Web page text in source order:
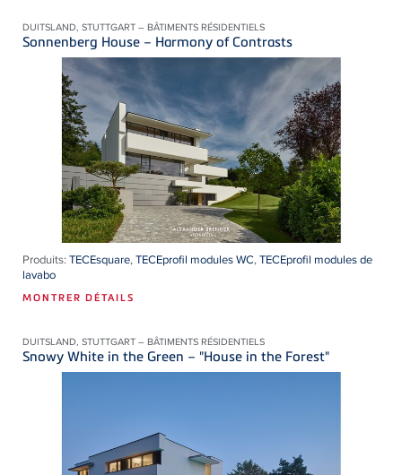
DUITSLAND, STUTTGART – BÂTIMENTS RÉSIDENTIELS
Sonnenberg House – Harmony of Contrasts
Produits: TECEsquare,TECEprofil modules WC,TECEprofil modules de
lavabo
MONTRER DÉTAILS
DUITSLAND, STUTTGART – BÂTIMENTS RÉSIDENTIELS
Snowy White in the Green – "House in the Forest"